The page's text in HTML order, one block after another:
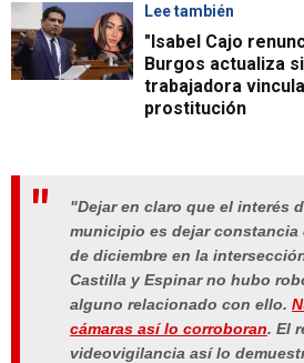
Lee también
"Isabel Cajo
Burgos actualiza
trabajadora
prostitución
"Dejar en claro que el interés
municipio es dejar constancia
de diciembre en la
Castilla y Espinar no hubo
alguno relacionado con ello.
cámaras así lo corroboran. El
videovigilancia así lo